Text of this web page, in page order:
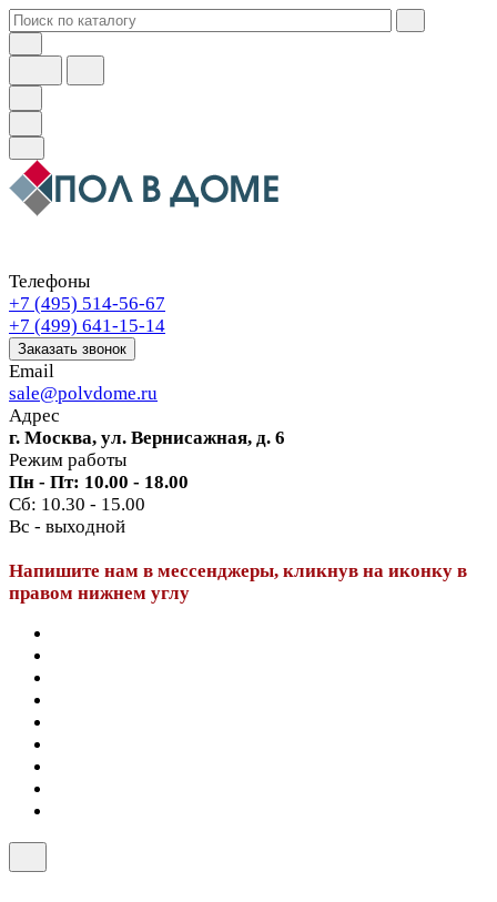
Телефоны
+7 (495) 514-56-67
+7 (499) 641-15-14
Заказать звонок
Email
sale@polvdome.ru
Адрес
г. Москва, ул. Вернисажная, д. 6
Режим работы
Пн - Пт: 10.00 - 18.00
Сб: 10.30 - 15.00
Вс - выходной
Напишите нам в мессенджеры, кликнув на иконку в
правом нижнем углу